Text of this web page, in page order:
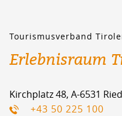
Tourismusverband
Erlebnisraum
Kirchplatz 48, A-6531
+43 50 225 100